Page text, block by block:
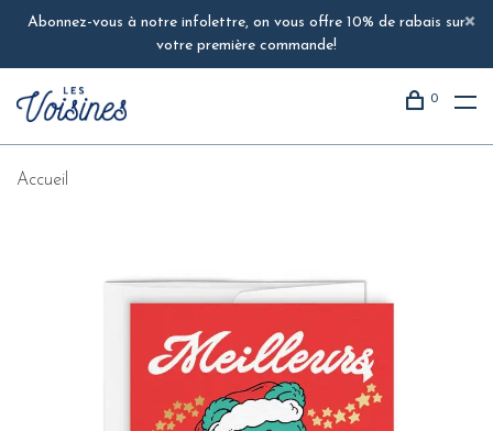
Abonnez-vous à notre infolettre, on vous offre 10% de rabais sur
votre première commande!
0
Accueil